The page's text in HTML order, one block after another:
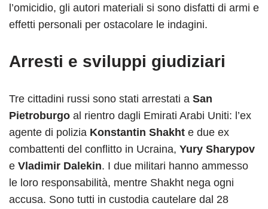
l’omicidio, gli autori materiali si sono disfatti di armi e
effetti personali per ostacolare le indagini.
Arresti e sviluppi giudiziari
Tre cittadini russi sono stati arrestati a San
Pietroburgo al rientro dagli Emirati Arabi Uniti: l’ex
agente di polizia Konstantin Shakht e due ex
combattenti del conflitto in Ucraina, Yury Sharypov
e Vladimir Dalekin. I due militari hanno ammesso
le loro responsabilità, mentre Shakht nega ogni
accusa. Sono tutti in custodia cautelare dal 28